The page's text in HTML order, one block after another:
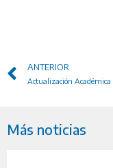
ANTERIOR
Más noticias